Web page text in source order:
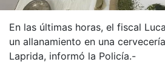
En las últimas horas, el fiscal
un allanamiento en una
Laprida, informó la Policía.-